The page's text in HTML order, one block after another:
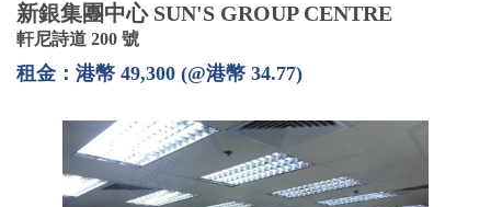
新銀集團中心 SUN'S GROUP CENTRE
軒尼詩道 200 號
租金：港幣 49,300 (@港幣 34.77)